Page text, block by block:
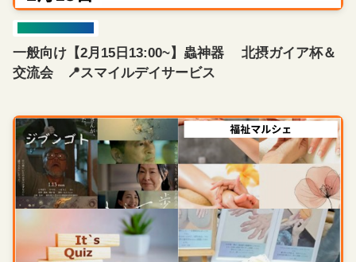
一般向け【2月15日13:00~】蟲神器 北摂ガイア杯＆
交流会 📍スマイルデイサービス